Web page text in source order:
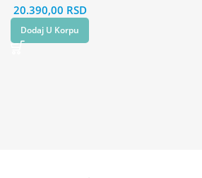
20.390,00 RSD
Dodaj U Korpu